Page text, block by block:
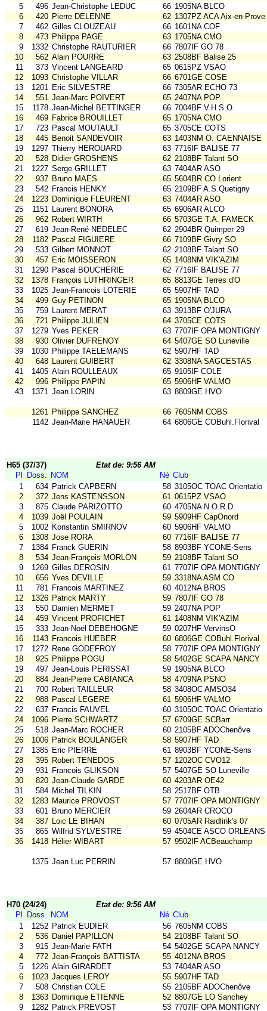
5
496 Jean-Christophe LEDUC 66 1905NA BLCO
6
420 Pierre DELENNE 62 1307PZ ACA Aix-en-
7
462 Gilles CLOUZEAU 66 1601NA COF
8
473 Philippe PAGE 63 1705NA CMO
9
1332 Christophe RAUTURIER 66 7807IF GO 78
10
562 Alain POURRE 63 2508BF Balise 25
11
373 Vincent LANGEARD 65 0615PZ VSAO
12
1093 Christophe VILLAR 66 6701GE COSE
13
1201 Eric SILVESTRE 66 7305AR ECHO 73
14
551 Jean-Marc POIVERT 65 2407NA POP
15
1178 Jean-Michel BETTINGER 66 7004BF V.H.S.O.
16
469 Fabrice BROUILLET 65 1705NA CMO
17
723 Pascal MOUTAULT 65 3705CE COTS
18
445 Benoit SANDEVOIR 63 1403NM O. CAENNAISE
19
1297 Thierry HEROUARD 63 7716IF BALISE 77
20
528 Didier GROSHENS 62 2108BF Talant SO
21
1227 Serge GRILLET 63 7404AR ASO
22
937 Bruno MAES 65 5604BR CO Lorient
23
542 Francis HENKY 65 2109BF A.S.Quetigny
24
1223 Dominique FLEURENT 63 7404AR ASO
25
1151 Laurent BONORA 65 6906AR ALCO
26
962 Robert WIRTH 66 5703GE T.A. FAMECK
27
619 Jean-René NEDELEC 62 2904BR Quimper 29
28
1182 Pascal FIGUIERE 66 7109BF Givry SO
29
533 Gilbert MONNOT 62 2108BF Talant SO
30
457 Eric MOISSERON 65 1408NM VIK'AZIM
31
1290 Pascal BOUCHERIE 62 7716IF BALISE 77
32
1378 François LUTHRINGER 65 8813GE Terres d'O
33
1025 Jean-Francois LOTERIE 65 5907HF TAD
34
499 Guy PETINON 65 1905NA BLCO
35
759 Laurent MERAT 63 3913BF O'JURA
36
721 Philippe JULIEN 64 3705CE COTS
37
1279 Yves PEKER 63 7707IF OPA MONTIGNY
38
930 Olivier DUFRENOY 64 5407GE SO Luneville
39
1030 Philippe TAELEMANS 62 5907HF TAD
40
648 Laurent GUIBERT 62 3308NA SAGCESTAS
41
1405 Alain ROULLEAUX 65 9105IF COLE
42
996 Philippe PAPIN 65 5906HF VALMO
43
1371 Jean LORIN 63 8809GE HVO
1261 Philippe SANCHEZ 66 7605NM COBS
1142 Jean-Marie HANAUER 64 6806GE COBuhl.Florival
H65 (37/37)
Etat de: 9:56 AM
Pl
Doss. NOM Né Club
1
634 Patrick CAPBERN 58 3105OC TOAC Orientatio
2
372 Jens KASTENSSON 61 0615PZ VSAO
3
875 Claude PARIZOTTO 60 4705NA N.O.R.D.
4
1039 Joël POULAIN 59 5909HF CapOnord
5
1002 Konstantin SMIRNOV 60 5906HF VALMO
6
1308 Jose RORA 60 7716IF BALISE 77
7
1384 Franck GUERIN 58 8903BF YCONE-Sens
8
534 Jean-François MORLON 59 2108BF Talant SO
9
1269 Gilles DEROSIN 61 7707IF OPA MONTIGNY
10
656 Yves DEVILLE 59 3318NA ASM CO
11
781 Francois MARTINEZ 60 4012NA BROS
12
1326 Patrick MARTY 59 7807IF GO 78
13
550 Damien MERMET 59 2407NA POP
14
459 Vincent PROFICHET 61 1408NM VIK'AZIM
15
333 Jean-Noël DEBEHOGNE 59 0207HF VervinsO
16
1143 Francois HUEBER 60 6806GE COBuhl.Florival
17
1272 Rene GODEFROY 58 7707IF OPA MONTIGNY
18
925 Philippe POGU 58 5402GE SCAPA NANCY
19
497 Jean-Louis PERISSAT 59 1905NA BLCO
20
884 Jean-Pierre CABIANCA 58 4709NA PSNO
21
700 Robert TAILLEUR 58 3408OC AMSO34
22
988 Pascal LEGERE 61 5906HF VALMO
22
637 Francis FAUVEL 60 3105OC TOAC Orientatio
24
1096 Pierre SCHWARTZ 57 6709GE SCBarr
25
518 Jean-Marc ROCHER 60 2105BF ADOChenôve
26
1006 Patrick BOULANGER 58 5907HF TAD
27
1385 Eric PIERRE 61 8903BF YCONE-Sens
28
395 Robert TENEDOS 57 1202OC CVO12
29
931 Francois GLIKSON 57 5407GE SO Luneville
30
820 Jean-Claude GARDE 60 4203AR OE42
31
584 Michel TILKIN 58 2517BF OTB
32
1283 Maurice PROVOST 57 7707IF OPA MONTIGNY
33
601 Bruno MERCIER 59 2604AR CROCO
34
387 Loic LE BIHAN 60 0705AR Raidlink's 07
35
865 Wilfrid SYLVESTRE 59 4504CE ASCO ORLEANS
36
1418 Hélier WIBART 57 9502IF ACBeauchamp
1375 Jean Luc PERRIN 57 8809GE HVO
H70 (24/24)
Etat de: 9:56 AM
Pl
Doss. NOM Né Club
1
1252 Patrick EUDIER 56 7605NM COBS
2
536 Daniel PAPILLON 54 2108BF Talant SO
3
915 Jean-Marie FATH 54 5402GE SCAPA NANCY
4
772 Jean-François BATTISTA 55 4012NA BROS
5
1226 Alain GIRARDET 53 7404AR ASO
6
1023 Jacques LEROY 55 5907HF TAD
7
508 Christian COLE 55 2105BF ADOChenôve
8
1363 Dominique ETIENNE 52 8807GE LO Sanchey
9
1282 Patrick PREVOST 53 7707IF OPA MONTIGNY